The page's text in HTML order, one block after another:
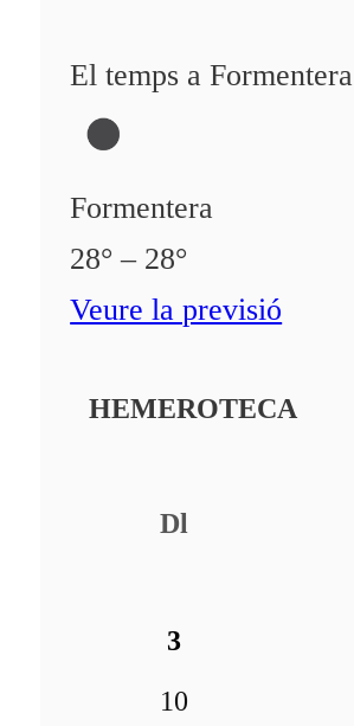
El temps a Formentera
Formentera
28° – 28°
Veure la previsió
HEMEROTECA
Dl
3
10